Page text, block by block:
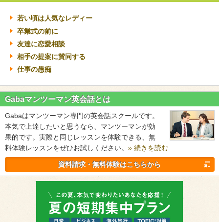
若い頃は人気なレディー
卒業式の前に
友達に恋愛相談
相手の提案に賛同する
仕事の愚痴
Gabaマンツーマン英会話とは
Gabaはマンツーマン専門の英会話スクールです。
本気で上達したいと思うなら、マンツーマンが効
果的です。実際と同じレッスンを体験できる、無
料体験レッスンをぜひお試しください。 » 続きを読む
資料請求・無料体験はこちらから